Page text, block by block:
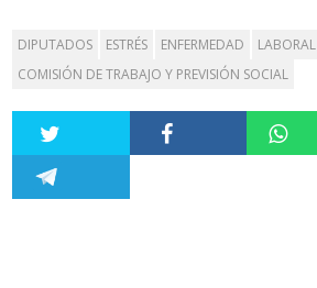
DIPUTADOS ESTRÉS ENFERMEDAD LABORAL
COMISIÓN DE TRABAJO Y PREVISIÓN SOCIAL